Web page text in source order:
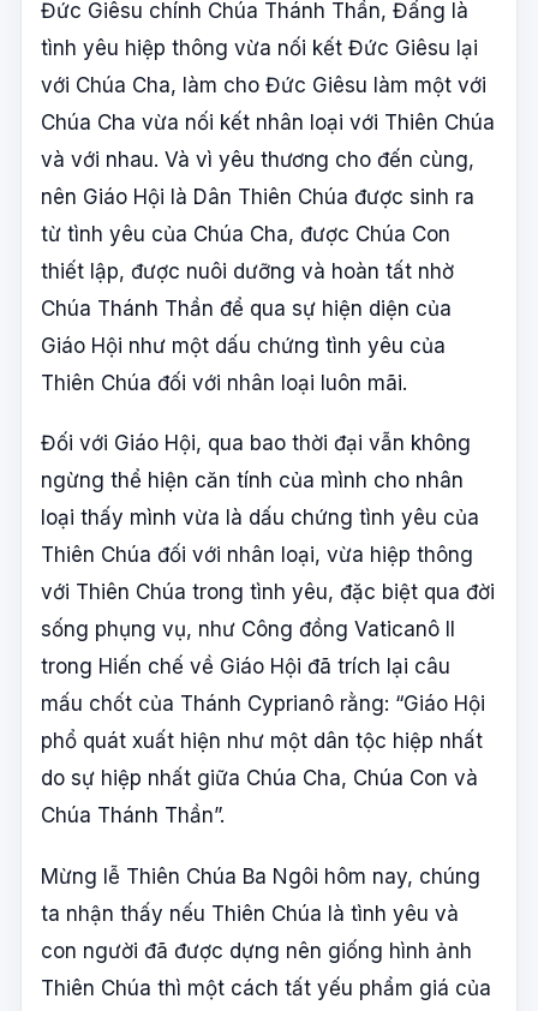
Đức Giêsu chính Chúa Thánh Thần, Đấng là
tình yêu hiệp thông vừa nối kết Đức Giêsu lại
với Chúa Cha, làm cho Đức Giêsu làm một với
Chúa Cha vừa nối kết nhân loại với Thiên Chúa
và với nhau. Và vì yêu thương cho đến cùng,
nên Giáo Hội là Dân Thiên Chúa được sinh ra
từ tình yêu của Chúa Cha, được Chúa Con
thiết lập, được nuôi dưỡng và hoàn tất nhờ
Chúa Thánh Thần để qua sự hiện diện của
Giáo Hội như một dấu chứng tình yêu của
Thiên Chúa đối với nhân loại luôn mãi.
Đối với Giáo Hội, qua bao thời đại vẫn không
ngừng thể hiện căn tính của mình cho nhân
loại thấy mình vừa là dấu chứng tình yêu của
Thiên Chúa đối với nhân loại, vừa hiệp thông
với Thiên Chúa trong tình yêu, đặc biệt qua đời
sống phụng vụ, như Công đồng Vaticanô II
trong Hiến chế về Giáo Hội đã trích lại câu
mấu chốt của Thánh Cyprianô rằng: “Giáo Hội
phổ quát xuất hiện như một dân tộc hiệp nhất
do sự hiệp nhất giữa Chúa Cha, Chúa Con và
Chúa Thánh Thần”.
Mừng lễ Thiên Chúa Ba Ngôi hôm nay, chúng
ta nhận thấy nếu Thiên Chúa là tình yêu và
con người đã được dựng nên giống hình ảnh
Thiên Chúa thì một cách tất yếu phẩm giá của